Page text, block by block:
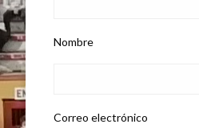
Nombre
Correo electrónico